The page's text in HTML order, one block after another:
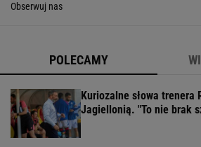
Obserwuj nas
POLECAMY
Kuriozalne słowa trenera
Jagiellonią. "To nie brak